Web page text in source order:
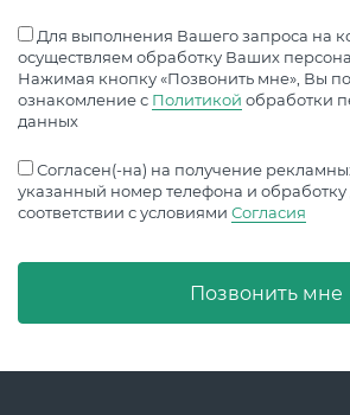
Для выполнения Вашего запроса на
осуществляем обработку Ваших
Нажимая кнопку «Позвонить мне», Вы
ознакомление с Политикой обработки
данных
Согласен(-на) на получение
указанный номер телефона и обработку
соответствии с условиями Согласия
Позвонить мне